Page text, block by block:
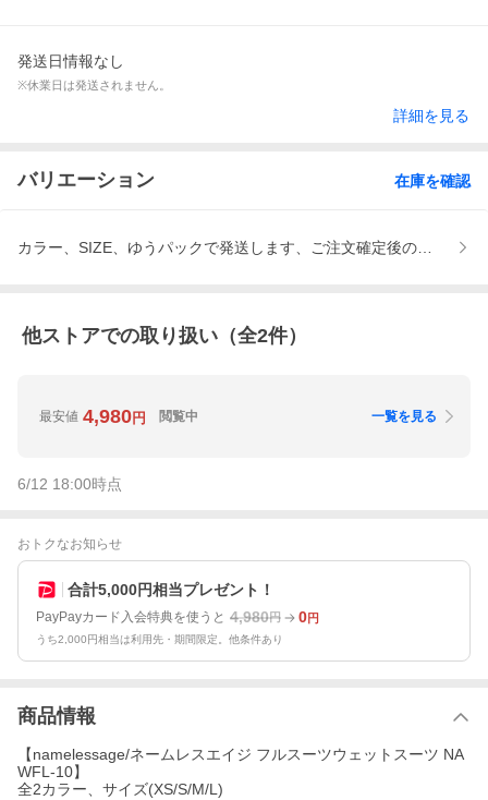
発送日情報なし
※休業日は発送されません。
詳細を見る
バリエーション 在庫を確認
カラー、SIZE、ゆうパックで発送します、ご注文確定後の【キャ
他ストアでの取り扱い（全2件）
最安値 4,980円 閲覧中 一覧を見る
6/12 18:00時点
おトクなお知らせ
合計5,000円相当プレゼント！
PayPayカード入会特典を使うと 4,980円 0円
うち2,000円相当は利用先・期間限定。他条件あり
商品情報
【namelessage/ネームレスエイジ フルスーツウェットスーツ NA
WFL-10】
全2カラー、サイズ(XS/S/M/L)